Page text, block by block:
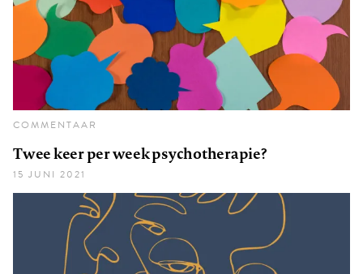
COMMENTAAR
Twee keer per week psychotherapie?
15 JUNI 2021